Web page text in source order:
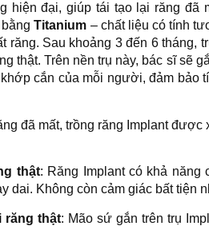
hiện đại, giúp tái tạo lại răng đã
bằngTitanium – chất liệu có tính
Sau khoảng 3 đến 6 tháng,
thật. Trên nền trụ này, bác sĩ sẽ
cắn của mỗi người, đảm bảo
đã mất, trồng răng Implant được
thật: Răng Implant có khả năng
dai. Không còn cảm giác bất tiện
răng thật: Mão sứ gắn trên trụ